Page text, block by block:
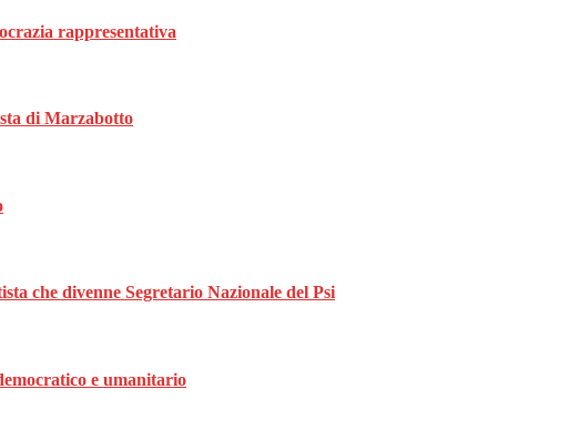
rappresentativa
di Marzabotto
che divenne Segretario Nazionale del Psi
e umanitario